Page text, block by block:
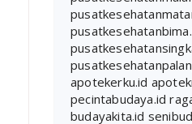
apotekerku.id
pecintabudaya.id
budayakita.id